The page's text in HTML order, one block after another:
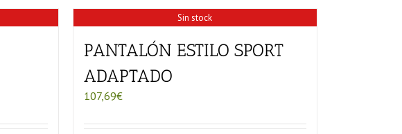
Sin stock
PANTALÓN ESTILO SPORT
ADAPTADO
107,69€